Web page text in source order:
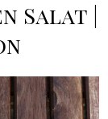
Salat |